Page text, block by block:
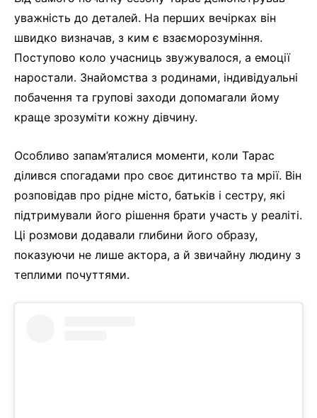
уважність до деталей. На перших вечірках він
швидко визначав, з ким є взаєморозуміння.
Поступово коло учасниць звужувалося, а емоції
наростали. Знайомства з родинами, індивідуальні
побачення та групові заходи допомагали йому
краще зрозуміти кожну дівчину.
Особливо запам’яталися моменти, коли Тарас
ділився спогадами про своє дитинство та мрії. Він
розповідав про рідне місто, батьків і сестру, які
підтримували його рішення брати участь у реаліті.
Ці розмови додавали глибини його образу,
показуючи не лише актора, а й звичайну людину з
теплими почуттями.